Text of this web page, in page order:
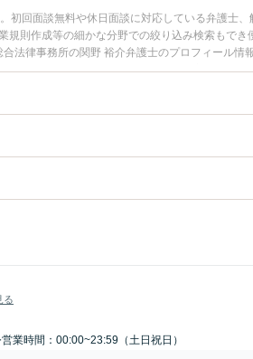
回面談無料や休日面談に対応している弁護士
則作成等の細かな分野での絞り込み検索もでき
法律事務所の関野 裕介弁護士のプロフィール情
に弁護士に相談したい』『個人事業主・フリ
市内の弁護士に相談予約したい』などでお困り
る
営業時間：00:00~23:59（土日祝日）